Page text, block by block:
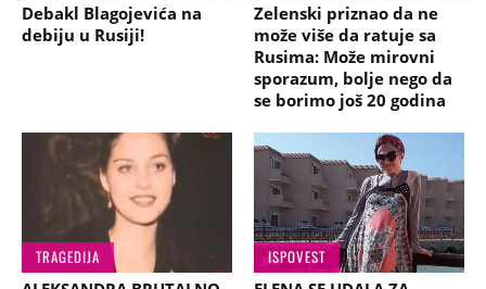
Debakl Blagojevića na
debiju u Rusiji!
Zelenski priznao da ne
može više da ratuje sa
Rusima: Može mirovni
sporazum, bolje nego da
se borimo još 20 godina
TRAGEDIJA
ISPOVEST